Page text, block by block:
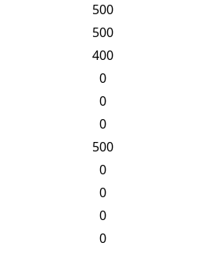
500
500
400
0
0
0
500
0
0
0
0